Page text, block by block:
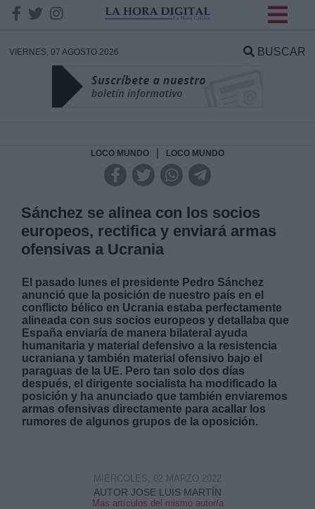
VIERNES, 07 AGOSTO 2026 BUSCAR
LOCO MUNDO LOCO MUNDO
Sánchez se alinea con los socios
europeos, rectifica y enviará armas
ofensivas a Ucrania
El pasado lunes el presidente Pedro Sánchez
anunció que la posición de nuestro país en el
conflicto bélico en Ucrania estaba perfectamente
alineada con sus socios europeos y detallaba que
España enviaría de manera bilateral ayuda
humanitaria y material defensivo a la resistencia
ucraniana y también material ofensivo bajo el
paraguas de la UE. Pero tan solo dos días
después, el dirigente socialista ha modificado la
posición y ha anunciado que también enviaremos
armas ofensivas directamente para acallar los
rumores de algunos grupos de la oposición.
AUTOR JOSE LUIS MARTÍN
Mas artículos del mismo autor/a
MIÉRCOLES, 02 MARZO 2022
DATOS
Responsable:
Legitimación:
Destinatarios:
Derechos: